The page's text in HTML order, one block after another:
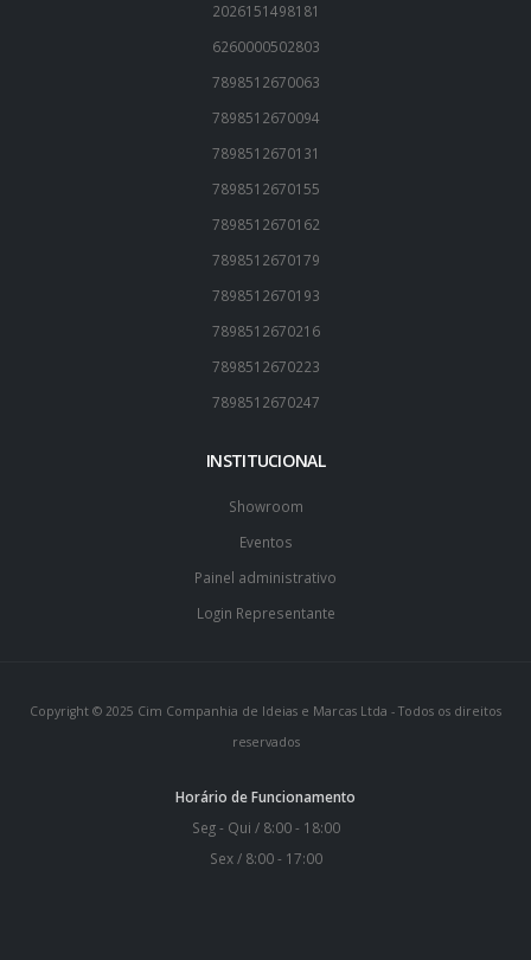
2026151498181
6260000502803
7898512670063
7898512670094
7898512670131
7898512670155
7898512670162
7898512670179
7898512670193
7898512670216
7898512670223
7898512670247
INSTITUCIONAL
Showroom
Eventos
Painel administrativo
Login Representante
Copyright © 2025 Cim Companhia de Ideias e Marcas Ltda - Todos os direitos
reservados
Horário de Funcionamento
Seg - Qui / 8:00 - 18:00
Sex / 8:00 - 17:00